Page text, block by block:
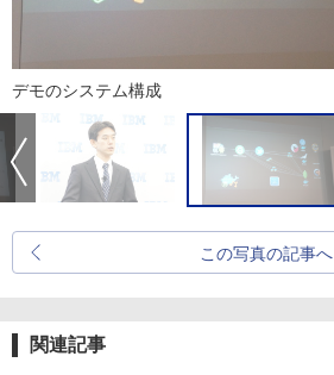
デモのシステム構成
この写真の記事へ
関連記事